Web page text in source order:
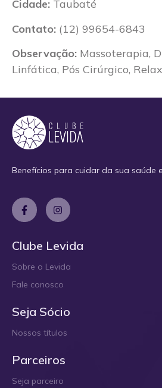
Cidade: Taubaté
Contato: (12) 99654-6843
Observação: Massoterapia,
Linfática, Pós Cirúrgico,
Benefícios para cuidar da sua saúde
Clube Levida
Sobre o Levida
Fale conosco
Seja Sócio
Nossos títulos
Parceiros
Seja parceiro